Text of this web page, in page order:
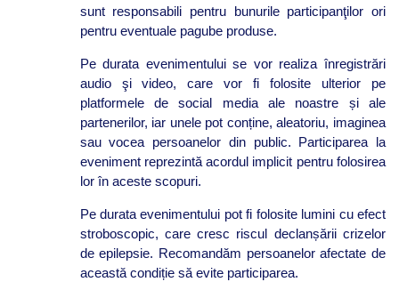
sunt responsabili pentru bunurile participanţilor ori
pentru eventuale pagube produse.
Pe durata evenimentului se vor realiza înregistrări
audio şi video, care vor fi folosite ulterior pe
platformele de social media ale noastre și ale
partenerilor, iar unele pot conține, aleatoriu, imaginea
sau vocea persoanelor din public. Participarea la
eveniment reprezintă acordul implicit pentru folosirea
lor în aceste scopuri.
Pe durata evenimentului pot fi folosite lumini cu efect
stroboscopic, care cresc riscul declanșării crizelor
de epilepsie. Recomandăm persoanelor afectate de
această condiție să evite participarea.